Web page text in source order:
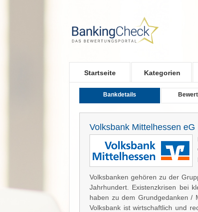
Startseite Kategorien
Bankdetails
Volksbank Mittelhessen
Volksbanken gehören zu der
Jahrhundert. Existenzkrisen bei
haben zu dem Grundgedanken /
Volksbank ist wirtschaftlich und